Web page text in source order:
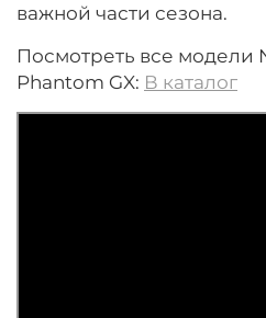
важной части сезона.
Посмотреть все модели
Phantom GX: В каталог